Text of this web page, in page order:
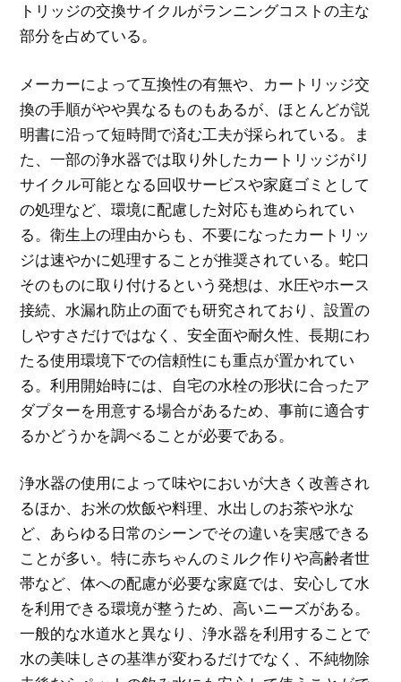
トリッジの交換サイクルがランニングコストの主な
部分を占めている。
メーカーによって互換性の有無や、カートリッジ交
換の手順がやや異なるものもあるが、ほとんどが説
明書に沿って短時間で済む工夫が採られている。ま
た、一部の浄水器では取り外したカートリッジがリ
サイクル可能となる回収サービスや家庭ゴミとして
の処理など、環境に配慮した対応も進められてい
る。衛生上の理由からも、不要になったカートリッ
ジは速やかに処理することが推奨されている。蛇口
そのものに取り付けるという発想は、水圧やホース
接続、水漏れ防止の面でも研究されており、設置の
しやすさだけではなく、安全面や耐久性、長期にわ
たる使用環境下での信頼性にも重点が置かれてい
る。利用開始時には、自宅の水栓の形状に合ったア
ダプターを用意する場合があるため、事前に適合す
るかどうかを調べることが必要である。
浄水器の使用によって味やにおいが大きく改善され
るほか、お米の炊飯や料理、水出しのお茶や氷な
ど、あらゆる日常のシーンでその違いを実感できる
ことが多い。特に赤ちゃんのミルク作りや高齢者世
帯など、体への配慮が必要な家庭では、安心して水
を利用できる環境が整うため、高いニーズがある。
一般的な水道水と異なり、浄水器を利用することで
水の美味しさの基準が変わるだけでなく、不純物除